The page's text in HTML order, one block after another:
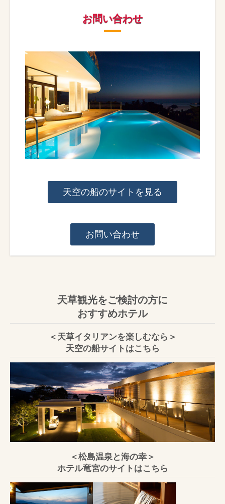
お問い合わせ
天空の船のサイトを見る
お問い合わせ
天草観光をご検討の方に
おすすめホテル
＜天草イタリアンを楽しむなら＞
天空の船サイトはこちら
＜松島温泉と海の幸＞
ホテル竜宮のサイトはこちら